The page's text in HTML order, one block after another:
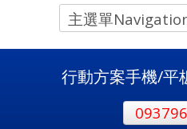
行動方案手機/平